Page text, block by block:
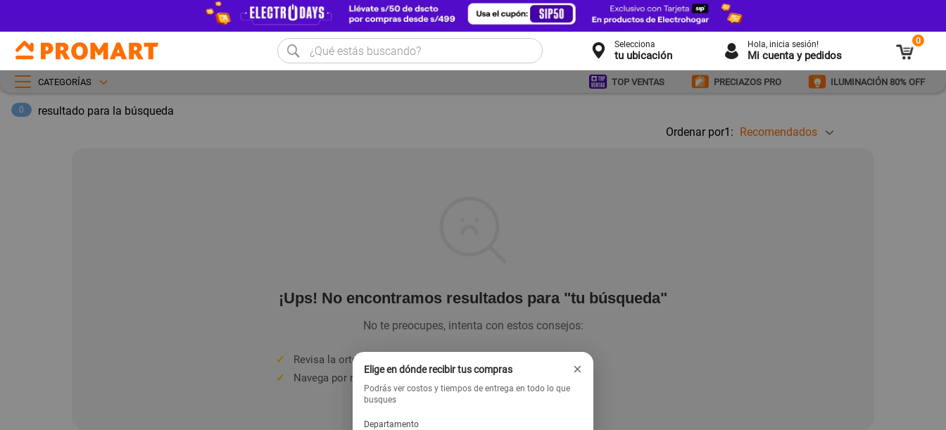
Selecciona
tu ubicación
Hola, inicia sesión!
Mi cuenta y pedidos
0
CATEGORÍAS TOP VENTAS PRECIAZOS PRO ILUMINACIÓN 80% OFF
0
resultado para la búsqueda
Ordenar por1: Recomendados
¡Ups! No encontramos resultados para "tu búsqueda"
No te preocupes, intenta con estos consejos:
✓
Revisa la ortografía de la palabra.
✓
Navega por nuestras categorías en el menú.
Elige en dónde recibir tus compras ×
Podrás ver costos y tiempos de entrega en todo lo que
busques
Departamento